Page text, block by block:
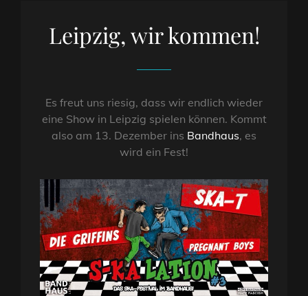
Leipzig, wir kommen!
Es freut uns riesig, dass wir endlich wieder
eine Show in Leipzig spielen können. Kommt
also am 13. Dezember ins Bandhaus, es
wird ein Fest!